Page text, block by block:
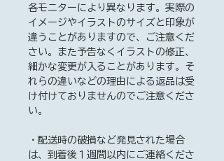
各モニターにより異なります。実際の
イメージやイラストのサイズと印象が
違うことがありますので、ご注意くだ
さい。また予告なくイラストの修正、
細かな変更が入ることがあります。そ
れらの違いなどの理由による返品は受
け付けておりませんのでご注意くださ
い。
・配送時の破損など発見された場合
は、到着後１週間以内にご連絡くださ